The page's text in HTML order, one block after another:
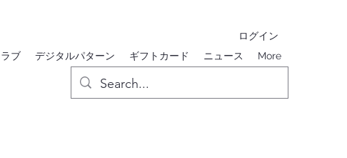
ブ デジタルパターン ギフトカード ニュース More
ログイン